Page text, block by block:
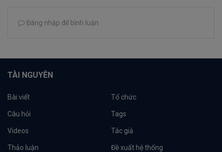
Đăng nhập để bình luận
TÀI NGUYÊN
Bài viết Tổ chức
Câu hỏi Tags
Videos Tác giả
Thảo luận Đề xuất hệ thống